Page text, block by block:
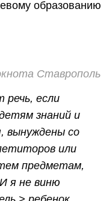
образованию
Ставрополь
речь, если
знаний и
вынуждены со
или
предметам,
я не виню